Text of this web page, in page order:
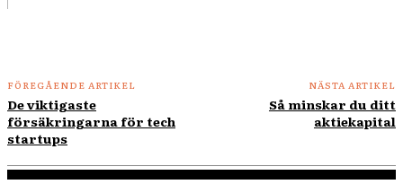
FÖREGÅENDE ARTIKEL
De viktigaste
försäkringarna för tech
startups
NÄSTA ARTIKEL
Så minskar du ditt
aktiekapital